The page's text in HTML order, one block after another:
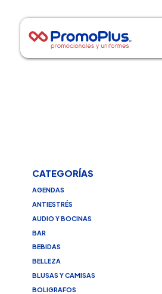
CATEGORÍAS
AGENDAS
ANTIESTRÉS
AUDIO Y BOCINAS
BAR
BEBIDAS
BELLEZA
BLUSAS Y CAMISAS
BOLIGRAFOS